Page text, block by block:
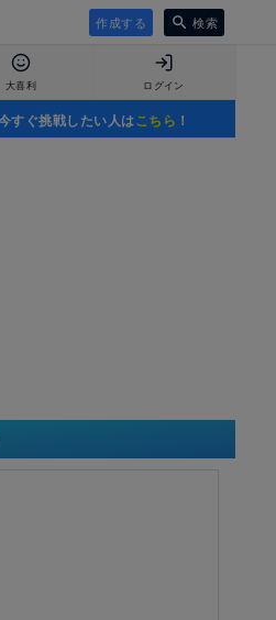
作成する 検索
大喜利 ログイン
すぐ挑戦したい人はこちら ！